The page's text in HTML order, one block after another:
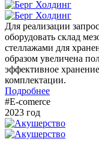
Для реализации
оборудовать склад
стеллажами для
образом увеличена
эффективное
комплектации.
Подробнее
#E-comerce
2023 год